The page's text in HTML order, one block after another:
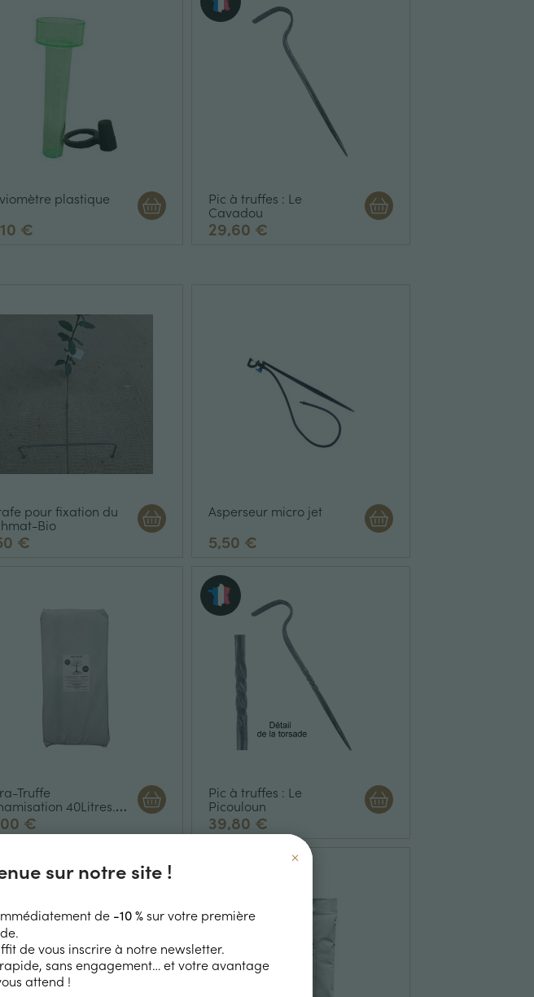
plastique
€
Pic à truffes : Le
Cavadou
29,60 €
pour fixation du
Bio
€
Asperseur micro jet
5,50 €
Truffe
40Litres.
100% biologique
€
Pic à truffes : Le
Picouloun
39,80 €
×
sur notre site !
de -10 %sur votre première
de vous inscrire à notre newsletter.
sans engagement… et votre avantage
attend !